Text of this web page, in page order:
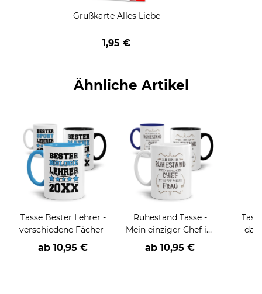
Grußkarte Alles Liebe
1,95 €
Ähnliche Artikel
Tasse Bester Lehrer -
verschiedene Fächer-
ab 10,95 €
Ruhestand Tasse -
Mein einziger Chef ist
jetzt meine Frau
ab 10,95 €